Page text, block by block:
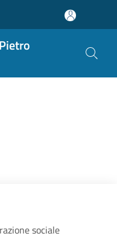
sociale